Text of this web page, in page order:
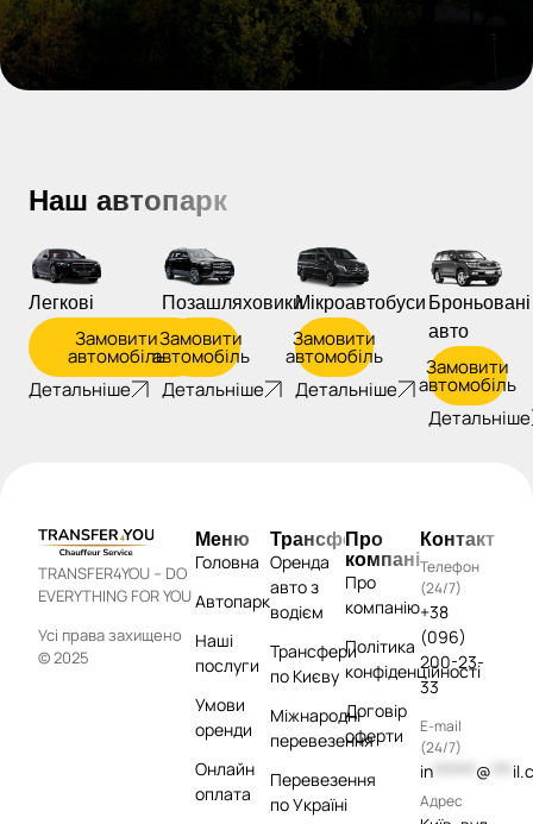
Наш автопарк
Легкові
Замовити
автомобіль
Детальніше
Позашляховики
Замовити
автомобіль
Детальніше
Мікроавтобуси
Замовити
автомобіль
Детальніше
Броньовані
авто
Замовити
автомобіль
Детальніше
TRANSFER4YOU – DO
EVERYTHING FOR YOU
Усі права захищено
© 2025
Меню
Головна
Автопарк
Наші
послуги
Умови
оренди
Онлайн
оплата
Трансфери
Оренда
авто з
водієм
Трансфери
по Києву
Міжнародні
перевезення
Перевезення
по Україні
Про
компанію
Про
компанію
Політика
конфіденційності
Договір
оферти
Контакти
Телефон
(24/7)
+38
(096)
200-23-
33
E-mail
(24/7)
in****** @
Адрес